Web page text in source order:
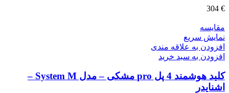
304 €
مقايسه
نمایش سریع
افزودن به علاقه مندی
افزودن به سبد خرید
کلید هوشمند 4 پل pro مشکی – مدل System M –
اشنایدر